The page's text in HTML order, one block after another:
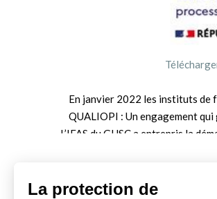
En janvier 2022 les instituts de
QUALIOPI : Un engagement
L’IFAS du GHSC a entrepris la
La protection de